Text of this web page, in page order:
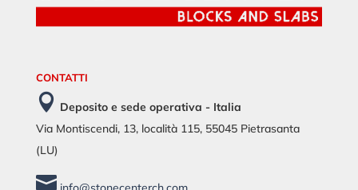
CONTATTI
 Deposito e sede operativa - Italia
Via Montiscendi, 13, località 115, 55045 Pietrasanta
(LU)
